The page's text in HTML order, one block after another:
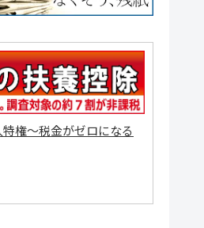
権～税金がゼロになる